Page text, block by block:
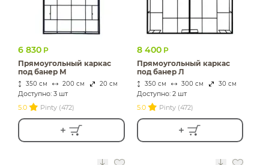
6 830 Р
Прямоугольный каркас
под банер М
350 см 200 см 20 см
Доступно: 3 шт
5.0
Pinty (472)
8 400 Р
Прямоугольный каркас
под банер Л
350 см 300 см 30 см
Доступно: 2 шт
5.0
Pinty (472)